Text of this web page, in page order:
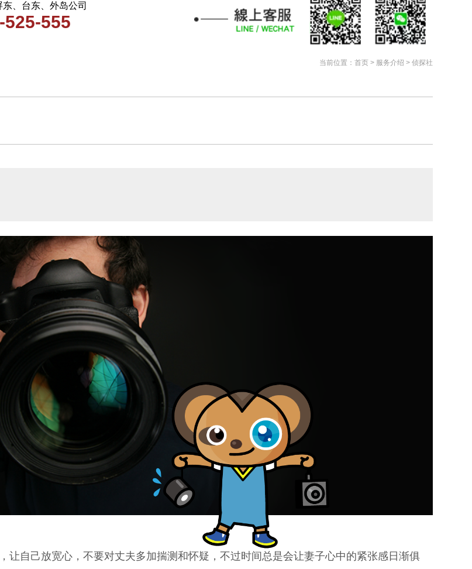
当前位置： 首页> 服务介绍 > 侦探社
东、台东、外岛公司
525-555
让自己放宽心，不要对丈夫多加揣测和怀疑，不过时间总是会让妻子心中的紧张感日渐俱